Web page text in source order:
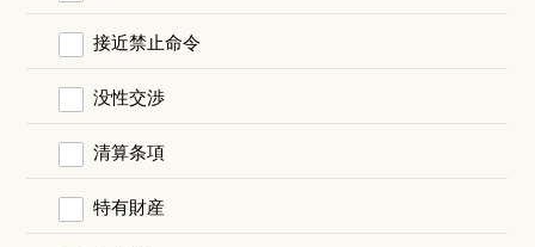
接近禁止命令
没性交渉
清算条項
特有財産